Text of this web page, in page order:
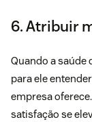
6. Atribuir
Quando a saúde
para ele
empresa
satisfação se